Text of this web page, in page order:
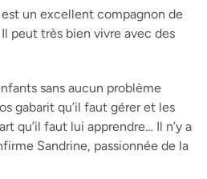
est un excellent compagnon de
peut très bien vivre avec des
sans aucun problème
gabarit qu’il faut gérer et les
qu’il faut lui apprendre… Il n’y a
Sandrine, passionnée de la